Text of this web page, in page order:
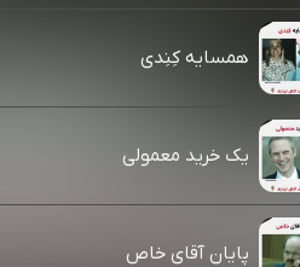
همسایه کِنِدی
یک خرید معمولی
پایان آقای خاص